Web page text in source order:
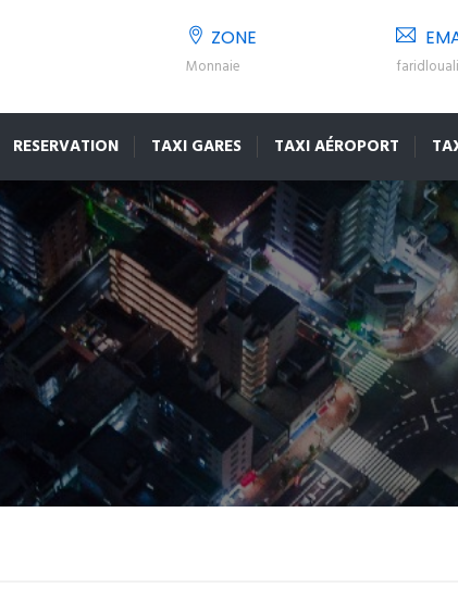
ZONE
Monnaie
RESERVATION TAXI GARES TAXI AÉROPORT